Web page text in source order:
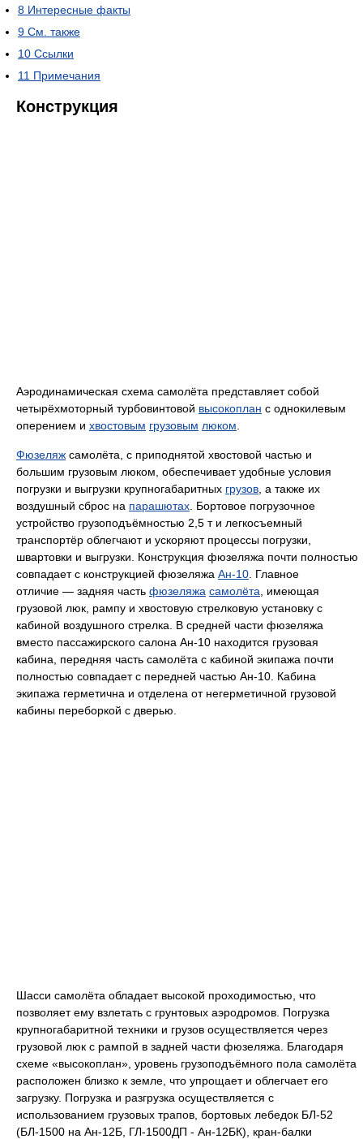
8 Интересные факты
9 См. также
10 Ссылки
11 Примечания
Конструкция
Аэродинамическая схема самолёта представляет собой
четырёхмоторный турбовинтовой высокоплан с однокилевым
оперением и хвостовым грузовым люком
Фюзеляж самолёта, с приподнятой хвостовой частью и
большим грузовым люком, обеспечивает удобные условия
погрузки и выгрузки крупногабаритных грузов , а также их
воздушный сброс на парашютах . Бортовое погрузочное
устройство грузоподъёмностью 2,5 т и легкосъемный
транспортёр облегчают и ускоряют процессы погрузки,
швартовки и выгрузки. Конструкция фюзеляжа почти полностью
совпадает с конструкцией фюзеляжа Ан-10 . Главное
отличие — задняя часть фюзеляжа самолёта , имеющая
грузовой люк, рампу и хвостовую стрелковую установку с
кабиной воздушного стрелка. В средней части фюзеляжа
вместо пассажирского салона Ан-10 находится грузовая
кабина, передняя часть самолёта с кабиной экипажа почти
полностью совпадает с передней частью Ан-10. Кабина
экипажа герметична и отделена от негерметичной грузовой
кабины переборкой с дверью.
Шасси самолёта обладает высокой проходимостью, что
позволяет ему взлетать с грунтовых аэродромов. Погрузка
крупногабаритной техники и грузов осуществляется через
грузовой люк с рампой в задней части фюзеляжа. Благодаря
схеме «высокоплан», уровень грузоподъёмного пола самолёта
расположен близко к земле, что упрощает и облегчает его
загрузку. Погрузка и разгрузка осуществляется с
использованием грузовых трапов, бортовых лебедок БЛ-52
(БЛ-1500 на Ан-12Б, ГЛ-1500ДП - Ан-12БК), кран-балки